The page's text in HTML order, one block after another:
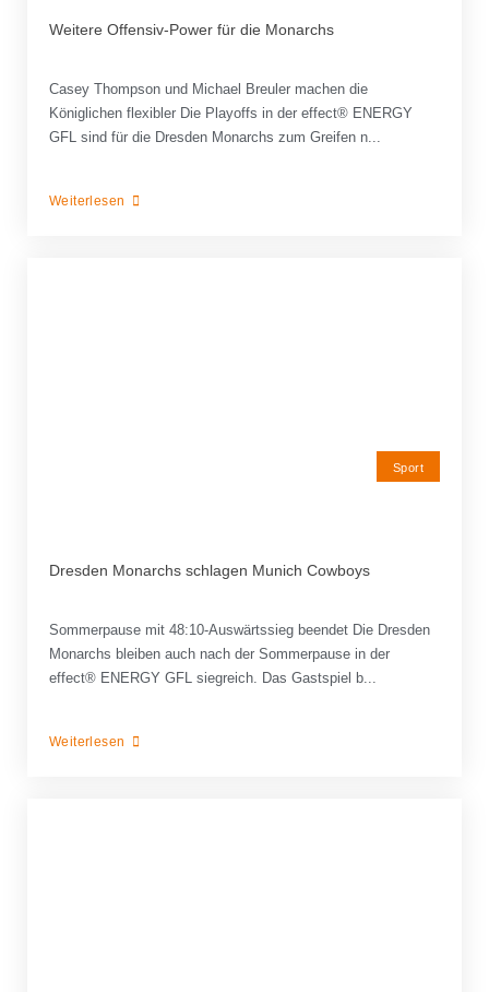
Weitere Offensiv-Power für die Monarchs
Casey Thompson und Michael Breuler machen die
Königlichen flexibler Die Playoffs in der effect® ENERGY
GFL sind für die Dresden Monarchs zum Greifen n...
Weiterlesen
Sport
Dresden Monarchs schlagen Munich Cowboys
Sommerpause mit 48:10-Auswärtssieg beendet Die Dresden
Monarchs bleiben auch nach der Sommerpause in der
effect® ENERGY GFL siegreich. Das Gastspiel b...
Weiterlesen